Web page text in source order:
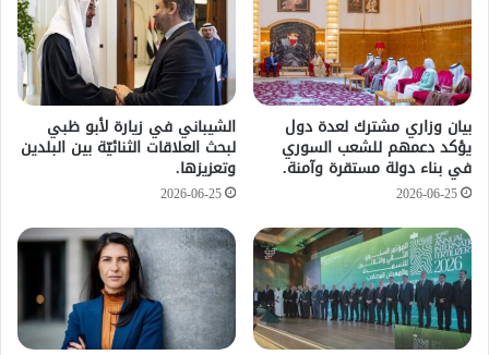
بيان وزاري مشترك لعدة دول
يؤكد دعمهم للشعب السوري
في بناء دولة مستقرة وآمنة.
2026-06-25
الشيباني في زيارة لأبو ظبي
لبحث العلاقات الثنائيّة بين البلدين
وتعزيزها.
2026-06-25